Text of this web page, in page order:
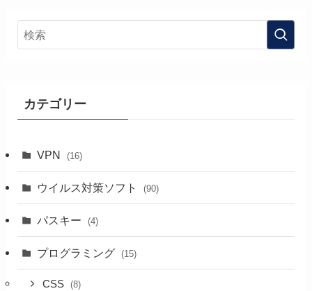
カテゴリー
VPN (16)
ウイルス対策ソフト (90)
パスキー (4)
プログラミング (15)
CSS (8)